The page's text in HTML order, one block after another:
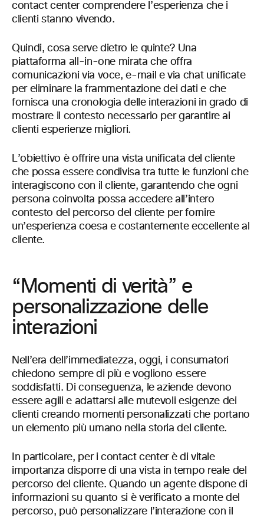
contact center comprendere l’esperienza che i
clienti stanno vivendo.
Quindi, cosa serve dietro le quinte? Una
piattaforma all-in-one mirata che offra
comunicazioni via voce, e-mail e via chat unificate
per eliminare la frammentazione dei dati e che
fornisca una cronologia delle interazioni in grado di
mostrare il contesto necessario per garantire ai
clienti esperienze migliori.
L’obiettivo è offrire una vista unificata del cliente
che possa essere condivisa tra tutte le funzioni che
interagiscono con il cliente, garantendo che ogni
persona coinvolta possa accedere all’intero
contesto del percorso del cliente per fornire
un’esperienza coesa e costantemente eccellente al
cliente.
“Momenti di verità” e
personalizzazione delle
interazioni
Nell’era dell’immediatezza, oggi, i consumatori
chiedono sempre di più e vogliono essere
soddisfatti. Di conseguenza, le aziende devono
essere agili e adattarsi alle mutevoli esigenze dei
clienti creando momenti personalizzati che portano
un elemento più umano nella storia del cliente.
In particolare, per i contact center è di vitale
importanza disporre di una vista in tempo reale del
percorso del cliente. Quando un agente dispone di
informazioni su quanto si è verificato a monte del
percorso, può personalizzare l’interazione con il